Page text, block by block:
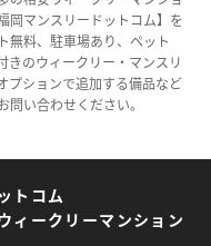
岡マンスリードットコム】を
無料、駐車場あり、ペット
きのウィークリー・マンスリ
プションで追加する備品など
い合わせください。
トコム
ィークリーマンション